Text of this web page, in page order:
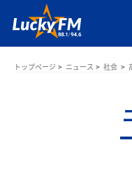
トップページ ニュース 社会